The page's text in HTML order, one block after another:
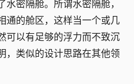
密隔舱。所谓水密隔舱，
通的舱区，这样当一个或几
可以有足够的浮力而不致沉
，类似的设计思路在其他领